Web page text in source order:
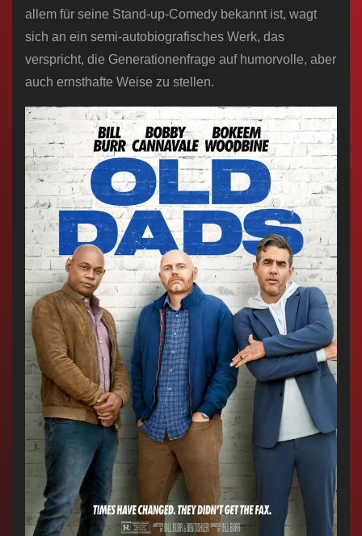
allem für seine Stand-up-Comedy bekannt ist, wagt
sich an ein semi-autobiografisches Werk, das
verspricht, die Generationenfrage auf humorvolle, aber
auch ernsthafte Weise zu stellen.